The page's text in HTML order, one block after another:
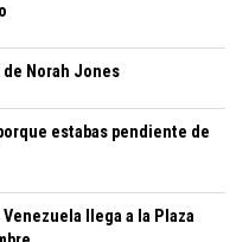
Norah Jones
estabas pendiente de
llega a la Plaza